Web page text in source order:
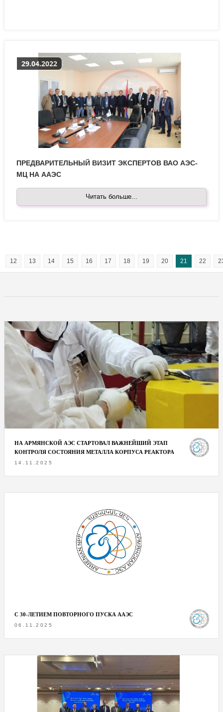
29.04.2022
ПРЕДВАРИТЕЛЬНЫЙ ВИЗИТ ЭКСПЕРТОВ ВАО АЭС-
МЦ НА ААЭС
Читать больше...
12 13 14 15 16 17 18 19 20 21 22
НА АРМЯНСКОЙ АЭС СТАРТОВАЛ ВАЖНЕЙШИЙ ЭТАП
КОНТРОЛЯ СОСТОЯНИЯ МЕТАЛЛА КОРПУСА РЕАКТОРА
14.11.2025
С 30-ЛЕТИЕМ ПОВТОРНОГО ПУСКА ААЭС
06.11.2025